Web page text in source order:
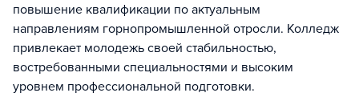
повышение квалификации по актуальным
направлениям горнопромышленной отросли. Колледж
привлекает молодежь своей стабильностью,
востребованными специальностями и высоким
уровнем профессиональной подготовки.